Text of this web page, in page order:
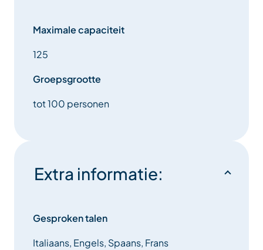
Maximale capaciteit
125
Groepsgrootte
tot 100 personen
Extra informatie:
Gesproken talen
Italiaans, Engels, Spaans, Frans